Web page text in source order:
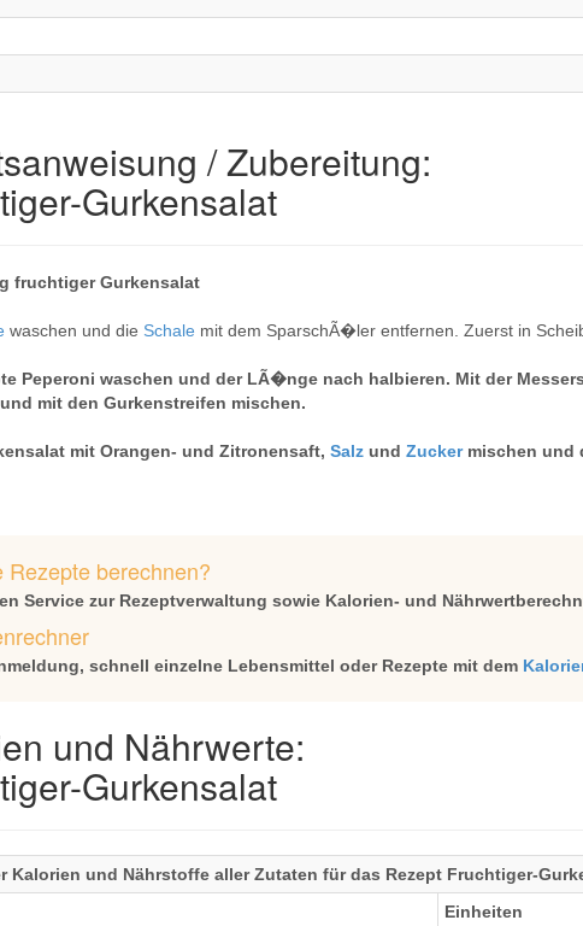
/ Zubereitung:
Gurkensalat
fruchtiger Gurkensalat
waschen und die Schale mit dem SparschÃ�ler entfernen. Zuerst in
Peperoni waschen und der LÃ�nge nach halbieren. Mit der
mit den Gurkenstreifen mischen.
mit Orangen- und Zitronensaft, Salz und Zucker mischen und
Rezepte berechnen?
Service zur Rezeptverwaltung sowie Kalorien- und
schnell einzelne Lebensmittel oder Rezepte mit dem
und Nährwerte:
Gurkensalat
Kalorien und Nährstoffe aller Zutaten für das Rezept Fruchtiger-
Einheiten